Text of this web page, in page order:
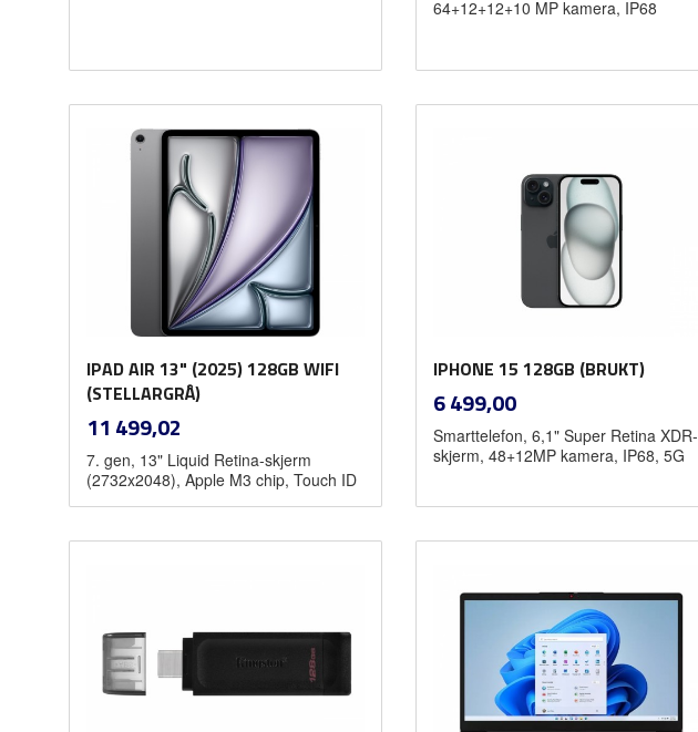
Les mer
64+12+12+10 MP kamera, IP68
IPAD AIR 13" (2025) 128GB WIFI
(STELLARGRÅ)
Pris
11 499,02
7. gen, 13" Liquid Retina-skjerm
(2732x2048), Apple M3 chip, Touch ID
IPHONE 15 128GB (BRUKT)
Pris
6 499,00mva.
Smarttelefon, 6,1" Super Retina XDR-
skjerm, 48+12MP kamera, IP68, 5G